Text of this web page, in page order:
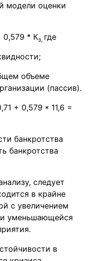
модели оценки
0,579 * Кз, где
объеме
(пассив).
+ 0,579 * 11,6 =
банкротства
банкротства
следует
в крайне
с увеличением
и уменьшающейся
в